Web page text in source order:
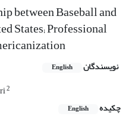
between Baseball and
States; Professional
نویسندگان English
2
چکیده English